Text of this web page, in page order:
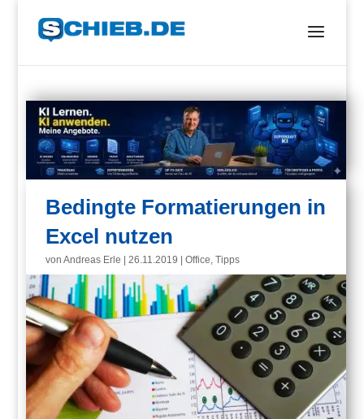
Bedingte Formatierungen in
Excel nutzen
vonAndreas Erle |26.11.2019 |Office,Tipps